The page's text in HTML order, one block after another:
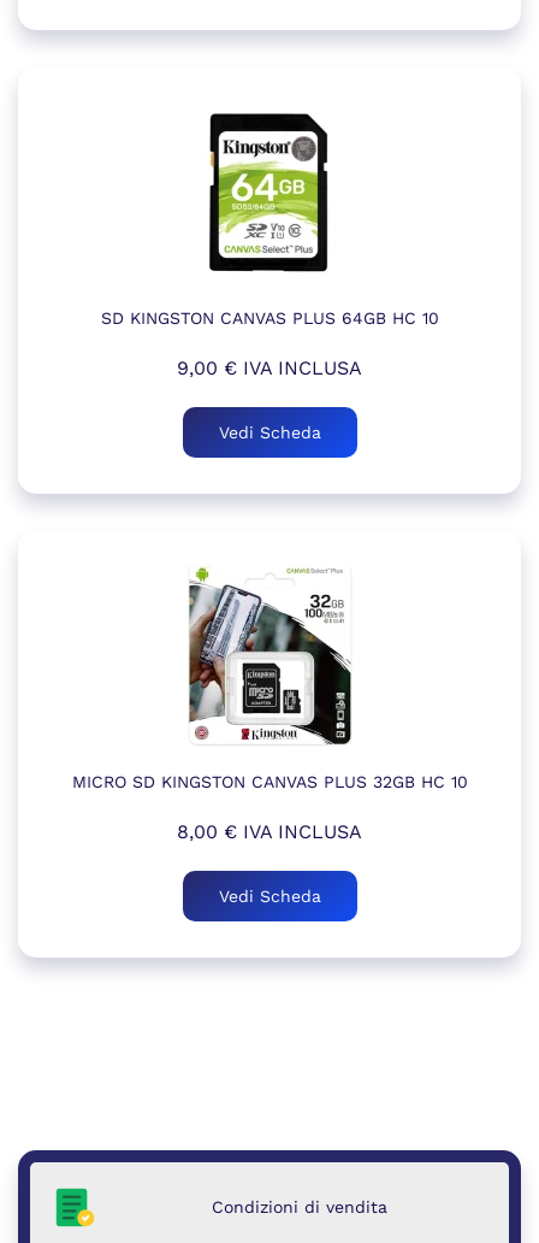
SD KINGSTON CANVAS PLUS 64GB HC 10
9,00 € IVA INCLUSA
Vedi Scheda
MICRO SD KINGSTON CANVAS PLUS 32GB HC 10
8,00 € IVA INCLUSA
Vedi Scheda
Condizioni di vendita